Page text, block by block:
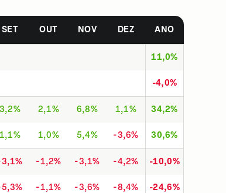
SET OUT NOV DEZ ANO
11,0%
-4,0%
3,2% 2,1% 6,8% 1,1% 34,2%
1,1% 1,0% 5,4% -3,6% 30,6%
-1,2% -3,1% -4,2% -10,0%
-1,1% -3,6% -8,4%
-24,6%